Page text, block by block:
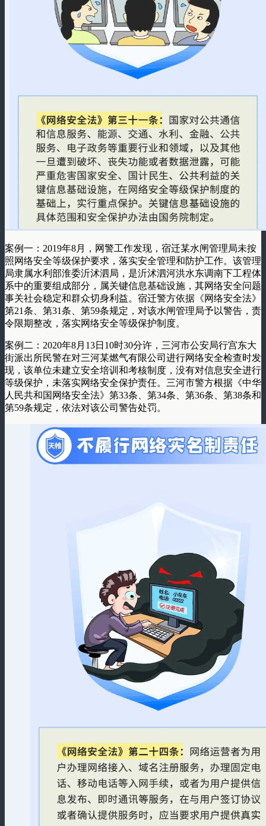
案例一：2019年8月，网警工作发现，宿迁某水闸管理局未按
照网络安全等级保护要求，落实安全管理和防护工作。该管理
局隶属水利部淮委沂沭泗局，是沂沭泗河洪水东调南下工程体
系中的重要组成部分，属关键信息基础设施，其网络安全问题
事关社会稳定和群众切身利益。宿迁警方依据《网络安全法》
第21条、第31条、第59条规定，对该水闸管理局予以警告，责
令限期整改，落实网络安全等级保护制度。
案例二：2020年8月13日10时30分许，三河市公安局行宫东大
街派出所民警在对三河某燃气有限公司进行网络安全检查时发
现，该单位未建立安全培训和考核制度，没有对信息安全进行
等级保护，未落实网络安全保护责任。三河市警方根据《中华
人民共和国网络安全法》第33条、第34条、第36条、第38条和
第59条规定，依法对该公司警告处罚。